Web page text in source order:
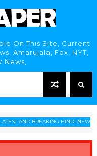
On This Site, Current
Amarujala, Fox, NYT,
News,
AND BREAKING HINDI NEWS